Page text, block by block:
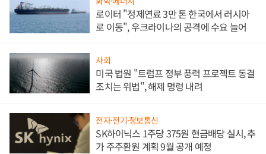
로이터 "정제연료 3만 톤 한국에서 러시아
로 이동", 우크라이나의 공격에 수요 늘어
사회
미국 법원 "트럼프 정부 풍력 프로젝트 동결
조치는 위법", 해제 명령 내려
전자·전기·정보통신
SK하이닉스 1주당 375원 현금배당 실시, 추
가 주주환원 계획 9월 공개 예정